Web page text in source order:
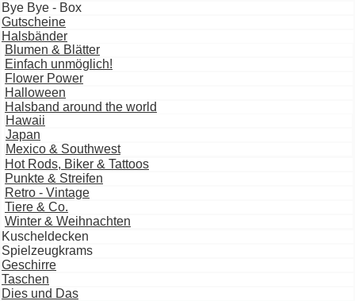
Bye Bye - Box
Gutscheine
Halsbänder
Blumen & Blätter
Einfach unmöglich!
Flower Power
Halloween
Halsband around the world
Hawaii
Japan
Mexico & Southwest
Hot Rods, Biker & Tattoos
Punkte & Streifen
Retro - Vintage
Tiere & Co.
Winter & Weihnachten
Kuscheldecken
Spielzeugkrams
Geschirre
Taschen
Dies und Das